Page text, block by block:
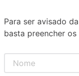
Para ser avisado
basta preencher